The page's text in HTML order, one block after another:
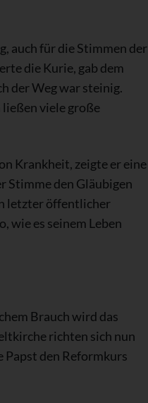
auch für die Stimmen der
die Kurie, gab dem
der Weg war steinig.
viele große
Krankheit, zeigte er eine
Stimme den Gläubigen
letzter öffentlicher
wie es seinem Leben
Brauch wird das
richten sich nun
Papst den Reformkurs